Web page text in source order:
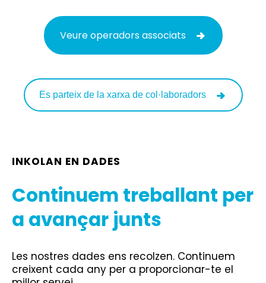
Veure operadors associats
Es parteix de la xarxa de col·laboradors
INKOLAN EN DADES
Continuem treballant per
a avançar junts
Les nostres dades ens recolzen. Continuem
creixent cada any per a proporcionar-te el